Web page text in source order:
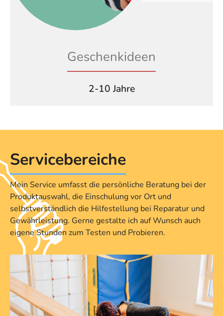
Geschenkideen
2-10 Jahre
Service­bereiche
Mein Service umfasst die persönliche Beratung bei der
Produktauswahl, die Einschulung vor Ort und
selbstverständlich die Hilfestellung bei Reparatur und
Gewährleistung. Gerne gestalte ich auf Wunsch auch
eigene Stunden zum Testen und Probieren.